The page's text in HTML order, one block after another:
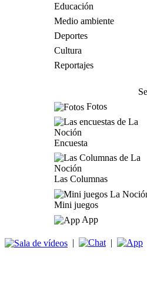
Educación
Medio ambiente
Deportes
Cultura
Reportajes
Fotos
Encuesta
Las Columnas
Mini juegos
App
| |